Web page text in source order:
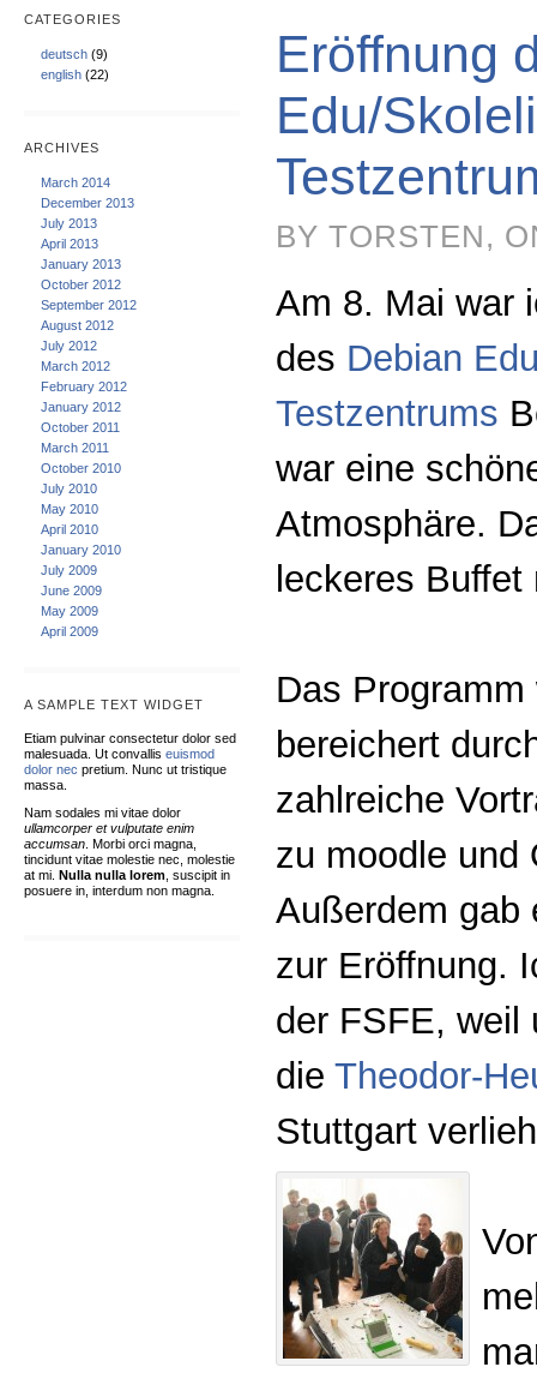
CATEGORIES
deutsch (9)
english (22)
ARCHIVES
March 2014
December 2013
July 2013
April 2013
January 2013
October 2012
September 2012
August 2012
July 2012
March 2012
February 2012
January 2012
October 2011
March 2011
October 2010
July 2010
May 2010
April 2010
January 2010
July 2009
June 2009
May 2009
April 2009
A SAMPLE TEXT WIDGET
Etiam pulvinar consectetur dolor sed
malesuada. Ut convallis euismod
dolor nec pretium. Nunc ut tristique
massa.
Nam sodales mi vitae dolor
ullamcorper et vulputate enim
accumsan . Morbi orci magna,
tincidunt vitae molestie nec, molestie
at mi. Nulla nulla lorem , suscipit in
posuere in, interdum non magna.
Eröffnung
Edu/
BY TORSTEN,
Am 8. Mai war
des Debian
Testzentrums
war eine
Atmosphäre.
leckeres
Das Programm
bereichert
zahlreiche
zu moodle und
Außerdem gab
zur Eröffnung.
der FSFE, weil
die Theodor-
Stuttgart